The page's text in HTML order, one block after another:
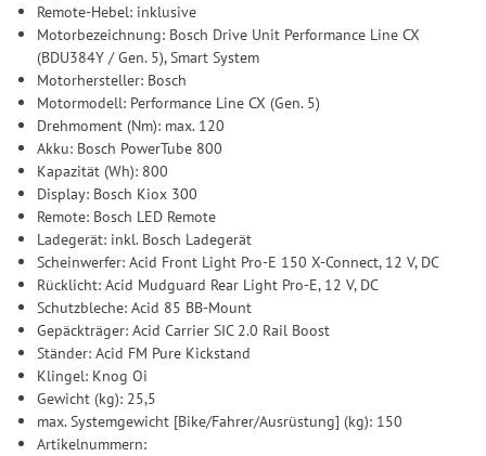
Remote-Hebel: inklusive
Motorbezeichnung: Bosch Drive Unit Performance Line CX
(BDU384Y / Gen. 5), Smart System
Motorhersteller: Bosch
Motormodell: Performance Line CX (Gen. 5)
Drehmoment (Nm): max. 120
Akku: Bosch PowerTube 800
Kapazität (Wh): 800
Display: Bosch Kiox 300
Remote: Bosch LED Remote
Ladegerät: inkl. Bosch Ladegerät
Scheinwerfer: Acid Front Light Pro-E 150 X-Connect, 12 V, DC
Rücklicht: Acid Mudguard Rear Light Pro-E, 12 V, DC
Schutzbleche: Acid 85 BB-Mount
Gepäckträger: Acid Carrier SIC 2.0 Rail Boost
Ständer: Acid FM Pure Kickstand
Klingel: Knog Oi
Gewicht (kg): 25,5
max. Systemgewicht [Bike/Fahrer/Ausrüstung] (kg): 150
Artikelnummern: